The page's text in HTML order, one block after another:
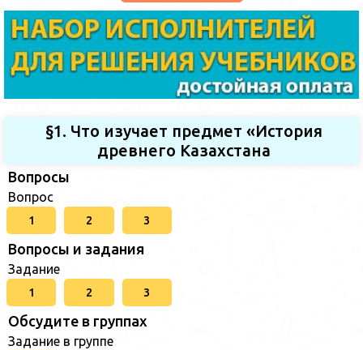
§1. Что изучает предмет «История
древнего Казахстана
Вопросы
Вопрос
1 2 3
Вопросы и задания
Задание
1 2 3
Обсудите в группах
Задание в группе